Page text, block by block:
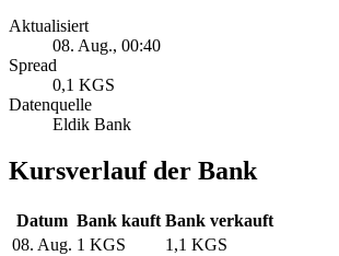
Aktualisiert
08. Aug., 00:40
Spread
0,1 KGS
Datenquelle
Eldik Bank
Kursverlauf der Bank
Datum Bank kauft Bank verkauft
08. Aug. 1 KGS
1,1 KGS